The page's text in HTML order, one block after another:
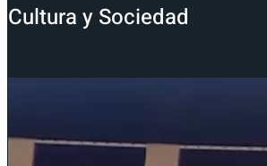
Cultura y Sociedad